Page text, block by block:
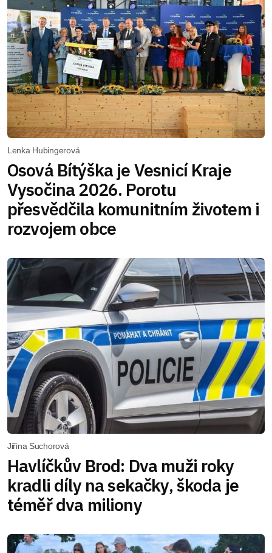
Lenka Hubingerová
Osová Bítýška je Vesnicí Kraje
Vysočina 2026. Porotu
přesvědčila komunitním životem i
rozvojem obce
Jiřina Suchorová
Havlíčkův Brod: Dva muži roky
kradli díly na sekačky, škoda je
téměř dva miliony